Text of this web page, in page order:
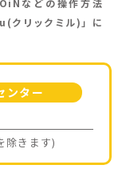
などの操作方法
クリックミル)」に
ター
除きます)